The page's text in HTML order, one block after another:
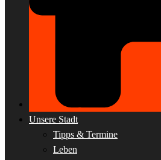
Unsere Stadt
Tipps & Termine
Leben